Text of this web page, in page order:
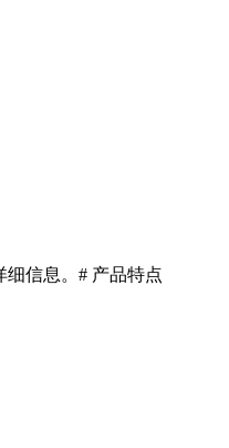
信息。# 产品特点